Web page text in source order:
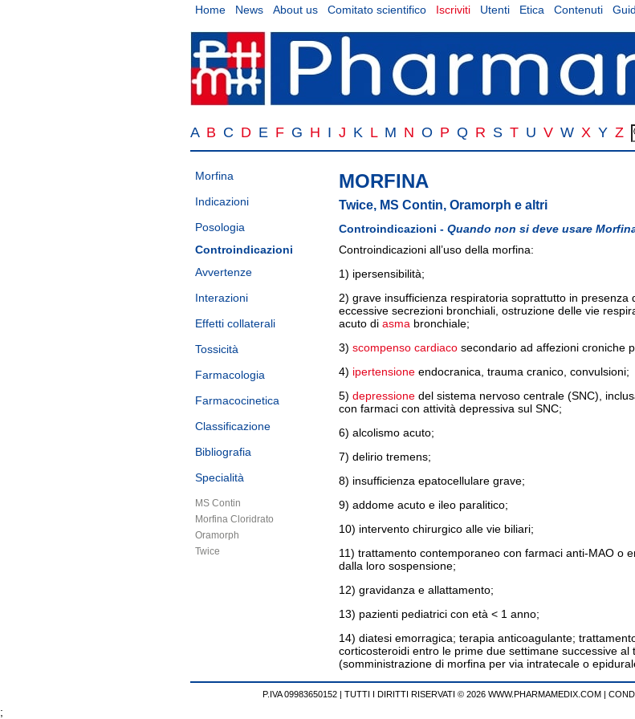
Home News About us Comitato scientifico Iscriviti Utenti Etica Contenuti
A B C D E F G H I J K L M N O P Q R S T U V W X Y Z
Morfina
Indicazioni
Posologia
Controindicazioni
Avvertenze
Interazioni
Effetti collaterali
Tossicità
Farmacologia
Farmacocinetica
Classificazione
Bibliografia
Specialità
MS Contin
Morfina Cloridrato
Oramorph
Twice
MORFINA
Twice, MS Contin, Oramorph e altri
Controindicazioni - Quando non si deve usare
Controindicazioni all’uso della morfina:
1) ipersensibilità;
2) grave insufficienza respiratoria soprattutto in presenza
eccessive secrezioni bronchiali, ostruzione delle vie
acuto di asma bronchiale;
3) scompenso cardiaco secondario ad affezioni croniche
4) ipertensione endocranica, trauma cranico, convulsioni;
5) depressione del sistema nervoso centrale (SNC),
con farmaci con attività depressiva sul SNC;
6) alcolismo acuto;
7) delirio tremens;
8) insufficienza epatocellulare grave;
9) addome acuto e ileo paralitico;
10) intervento chirurgico alle vie biliari;
11) trattamento contemporaneo con farmaci anti-MAO o
dalla loro sospensione;
12) gravidanza e allattamento;
13) pazienti pediatrici con età < 1 anno;
14) diatesi emorragica; terapia anticoagulante;
corticosteroidi entro le prime due settimane successive al
(somministrazione di morfina per via intratecale o
P.IVA 09983650152 | TUTTI I DIRITTI RISERVATI © 2026 WWW.PHARMAMEDIX.COM |
;